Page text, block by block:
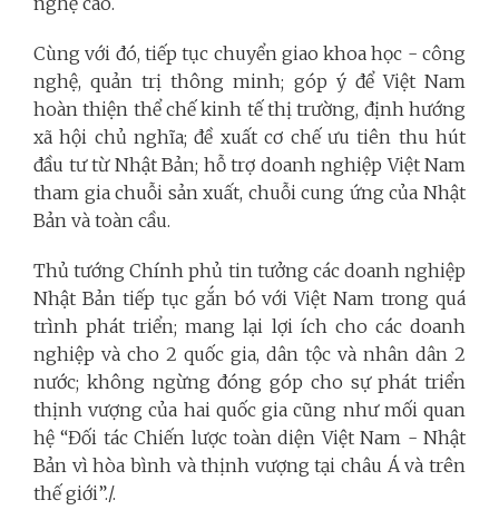
Cùng với đó, tiếp tục chuyển giao khoa học - công
nghệ, quản trị thông minh; góp ý để Việt Nam
hoàn thiện thể chế kinh tế thị trường, định hướng
xã hội chủ nghĩa; đề xuất cơ chế ưu tiên thu hút
đầu tư từ Nhật Bản; hỗ trợ doanh nghiệp Việt Nam
tham gia chuỗi sản xuất, chuỗi cung ứng của Nhật
Bản và toàn cầu.
Thủ tướng Chính phủ tin tưởng các doanh nghiệp
Nhật Bản tiếp tục gắn bó với Việt Nam trong quá
trình phát triển; mang lại lợi ích cho các doanh
nghiệp và cho 2 quốc gia, dân tộc và nhân dân 2
nước; không ngừng đóng góp cho sự phát triển
thịnh vượng của hai quốc gia cũng như mối quan
hệ “Đối tác Chiến lược toàn diện Việt Nam - Nhật
Bản vì hòa bình và thịnh vượng tại châu Á và trên
thế giới”./.